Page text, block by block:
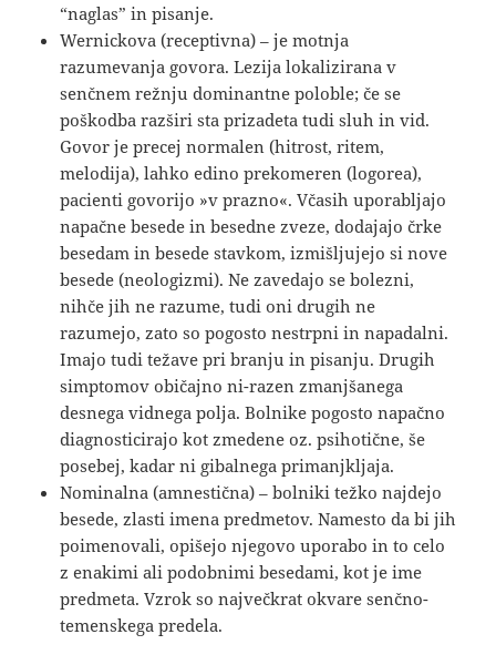
“naglas” in pisanje.
Wernickova (receptivna) – je motnja
razumevanja govora. Lezija lokalizirana v
senčnem režnju dominantne poloble; če se
poškodba razširi sta prizadeta tudi sluh in vid.
Govor je precej normalen (hitrost, ritem,
melodija), lahko edino prekomeren (logorea),
pacienti govorijo »v prazno«. Včasih uporabljajo
napačne besede in besedne zveze, dodajajo črke
besedam in besede stavkom, izmišljujejo si nove
besede (neologizmi). Ne zavedajo se bolezni,
nihče jih ne razume, tudi oni drugih ne
razumejo, zato so pogosto nestrpni in napadalni.
Imajo tudi težave pri branju in pisanju. Drugih
simptomov običajno ni-razen zmanjšanega
desnega vidnega polja. Bolnike pogosto napačno
diagnosticirajo kot zmedene oz. psihotične, še
posebej, kadar ni gibalnega primanjkljaja.
Nominalna (amnestična) – bolniki težko najdejo
besede, zlasti imena predmetov. Namesto da bi jih
poimenovali, opišejo njegovo uporabo in to celo
z enakimi ali podobnimi besedami, kot je ime
predmeta. Vzrok so največkrat okvare senčno-
temenskega predela.